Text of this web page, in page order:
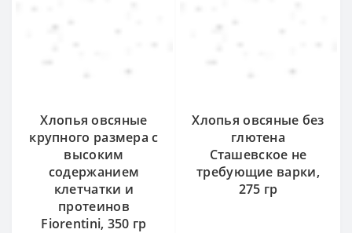
Хлопья овсяные
крупного размера с
высоким
содержанием
клетчатки и
протеинов
Fiorentini, 350 гр
Хлопья овсяные без
глютена
Сташевское не
требующие варки,
275 гр